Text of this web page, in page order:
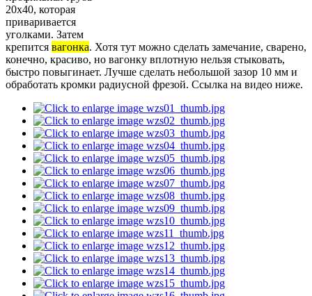
20х40, которая
приваривается
уголками. Затем
крепится вагонка. Хотя тут можно сделать замечание, сварено,
конечно, красиво, но вагонку вплотную нельзя стыковать,
быстро повыгинает. Лучше сделать небольшой зазор 10 мм и
обработать кромки радиусной фрезой. Ссылка на видео ниже.